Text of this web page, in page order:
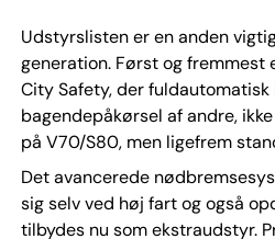
Udstyrslisten er en anden
generation. Først og fremmest
City Safety, der
bagendepåkørsel af andre,
på V70/S80, men ligefrem
Det avancerede
sig selv ved høj fart og også
tilbydes nu som ekstraudstyr.